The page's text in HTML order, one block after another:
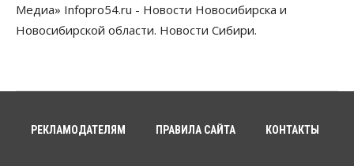
депутаты Госдумы контролируют работы на
социальных объектах
07 Августа 2026, 12:35
Синоптики рассказали о погоде в Новосибирске
Медиа» Infopro54.ru - Новости Новосибирска и
Новосибирской области. Новости Сибири.
РЕКЛАМОДАТЕЛЯМ ПРАВИЛА САЙТА КОНТАКТЫ